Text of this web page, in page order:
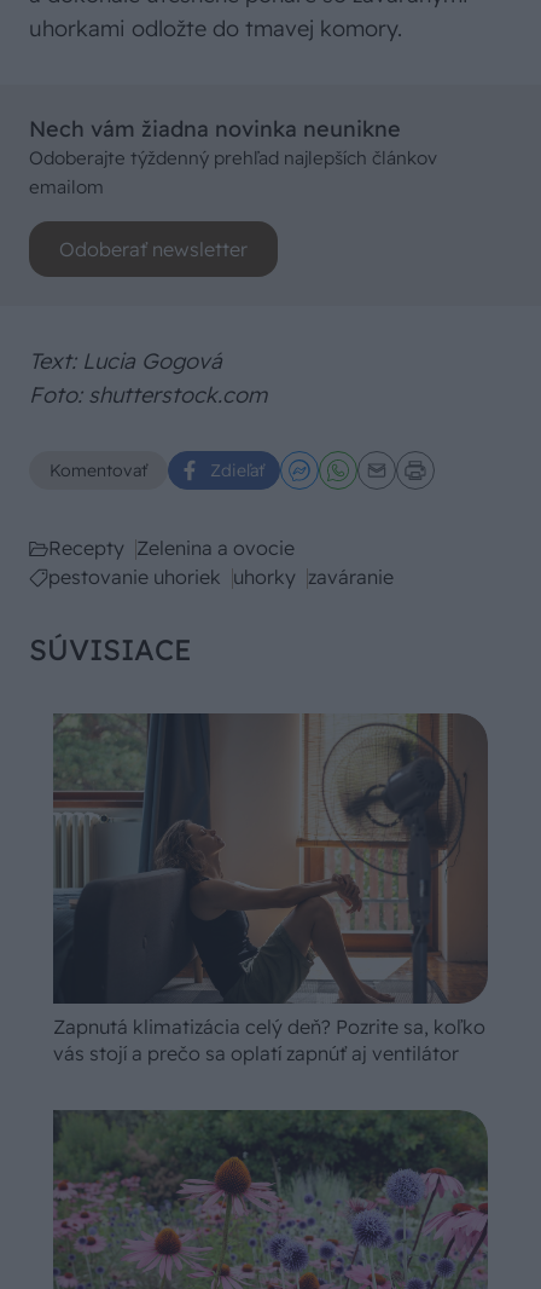
uhorkami odložte do tmavej komory.
Nech vám žiadna novinka neunikne
Odoberajte týždenný prehľad najlepších článkov
emailom
Odoberať newsletter
Text: Lucia Gogová
Foto: shutterstock.com
Komentovať Zdieľať
Recepty Zelenina a ovocie
pestovanie uhoriek uhorky zaváranie
SÚVISIACE
Zapnutá klimatizácia celý deň? Pozrite sa, koľko
vás stojí a prečo sa oplatí zapnúť aj ventilátor